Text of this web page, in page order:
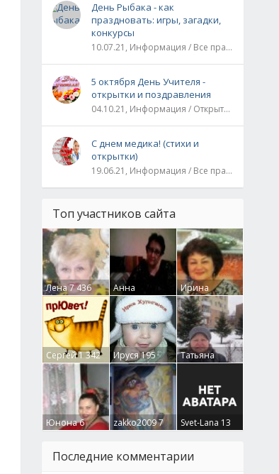
День Рыбака - как
праздновать: игры, загадки,
конкурсы
10.07.21, Информация / Все праздники
5 октября День Учителя -
открытки и поздравления
04.10.21, Информация / Открытки / Все праздники
С днем медика! (стихи и
открытки)
19.06.21, Информация / Все праздники
Топ участников сайта
Лена7 436
Анна
Гумлевая0
Ирина
Бруцкая41
Сергей1 342 Ируся195
Татьяна
Крючкова0
Юнона6 zakko20097 Svet-Lana 13
Последние комментарии